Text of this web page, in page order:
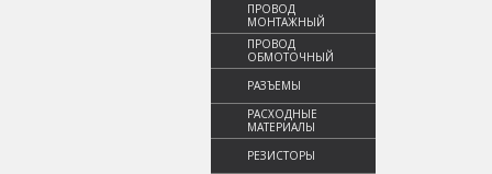
ПРОВОД
МОНТАЖНЫЙ
ПРОВОД
ОБМОТОЧНЫЙ
РАЗЪЕМЫ
РАСХОДНЫЕ
МАТЕРИАЛЫ
РЕЗИСТОРЫ